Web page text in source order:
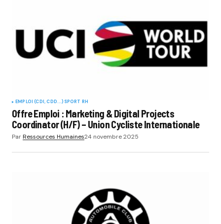
EMPLOI (CDI, CDD...) SPORT RH
Offre Emploi : Marketing & Digital Projects
Coordinator (H/F) – Union Cycliste Internationale
ParRessources Humaines24 novembre 2025